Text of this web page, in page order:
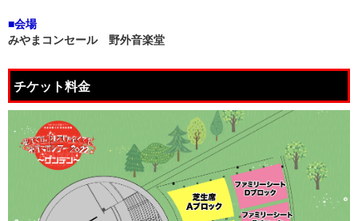
■会場
みやまコンセール 野外音楽堂
チケット料金